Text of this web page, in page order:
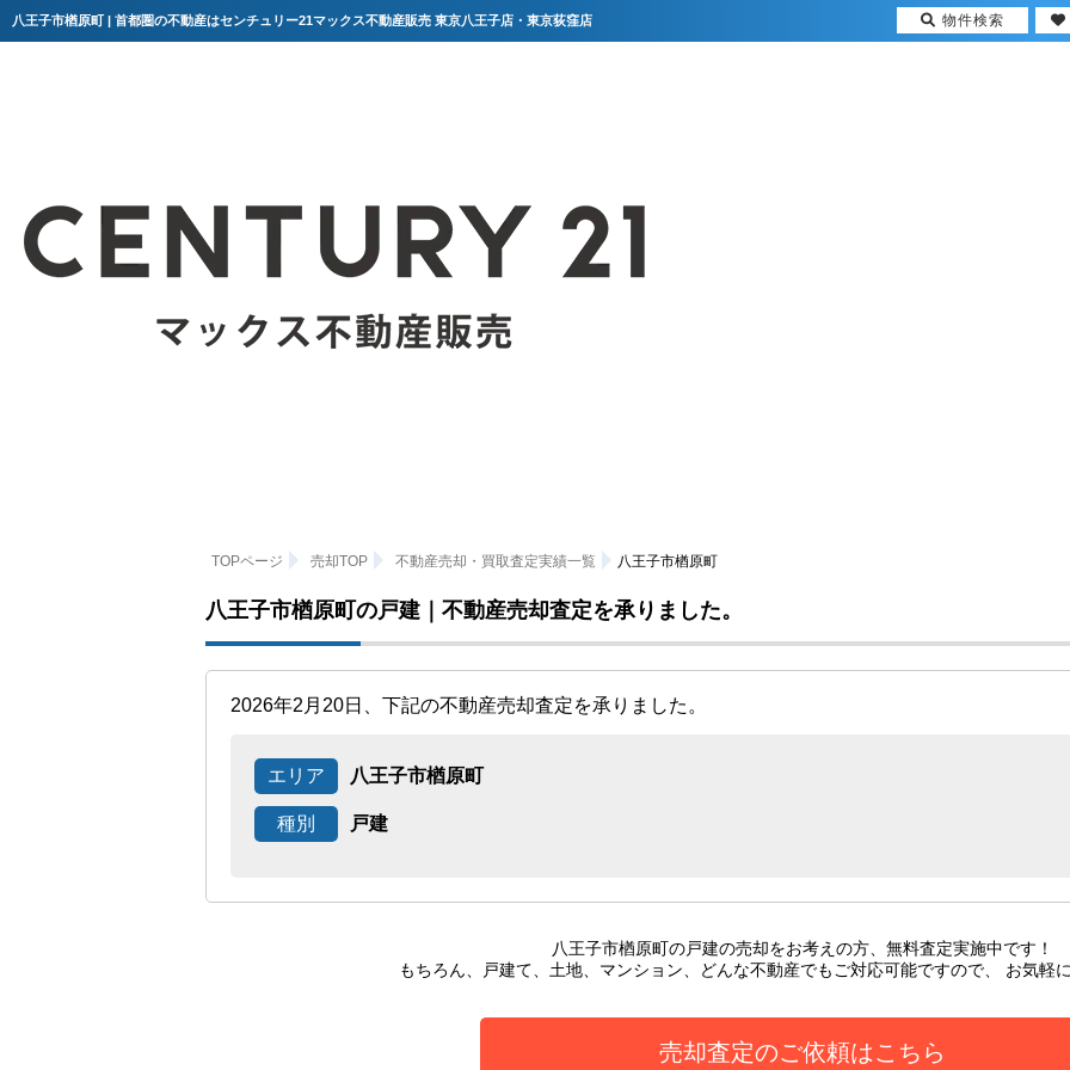
八王子市楢原町 | 首都圏の不動産はセンチュリー21マックス不動産販売 東京八王子店・東京荻窪店
TOPページ 売却TOP 不動産売却・買取査定実績一覧 八王子市楢原町
八王子市楢原町の戸建｜不動産売却査定を承りました。
2026年2月20日、下記の不動産売却査定を承りました。
エリア 八王子市楢原町
種別 戸建
八王子市楢原町の戸建の売却をお考えの方、無料査定実施中です！
もちろん、戸建て、土地、マンション、どんな不動産でもご対応可能ですので、 お気軽
売却査定のご依頼はこちら
物件検索